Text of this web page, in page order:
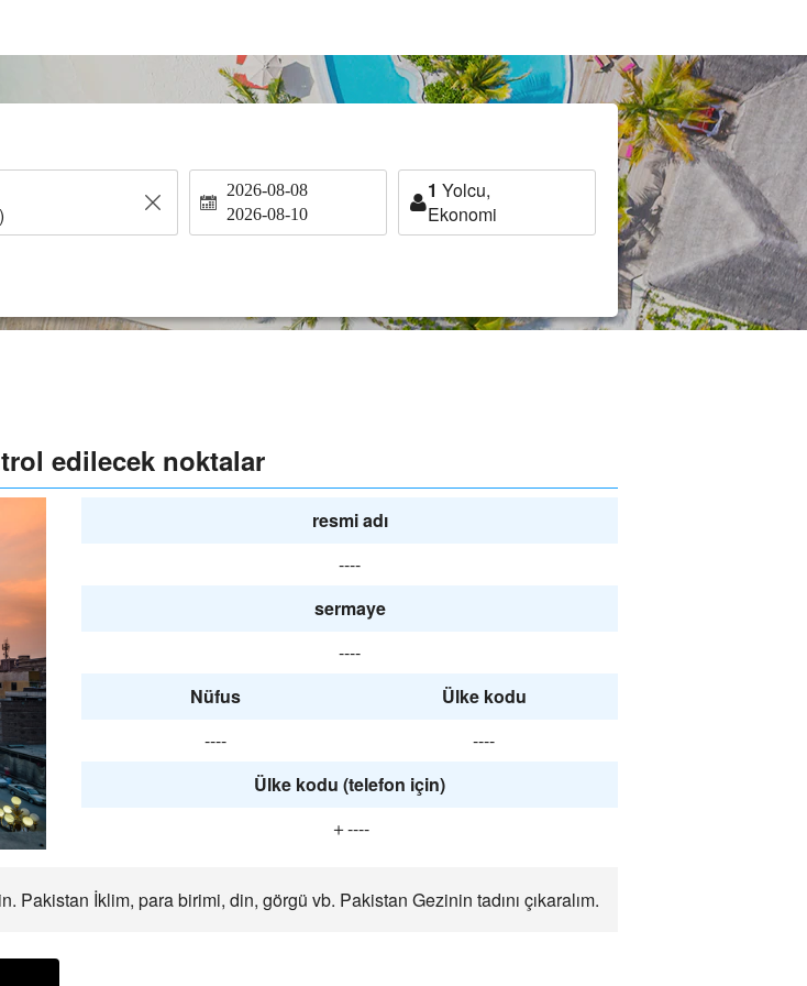
2026-08-08
2026-08-10
1 Yolcu,
Ekonomi
edilecek noktalar
resmi adı
----
sermaye
----
Nüfus
Ülke kodu
----
----
Ülke kodu (telefon için)
＋----
Pakistan İklim, para birimi, din, görgü vb. Pakistan Gezinin tadını çıkaralım.